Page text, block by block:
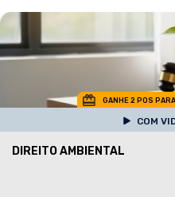
GANHE 2 POS
COM
DIREITO AMBIENTAL